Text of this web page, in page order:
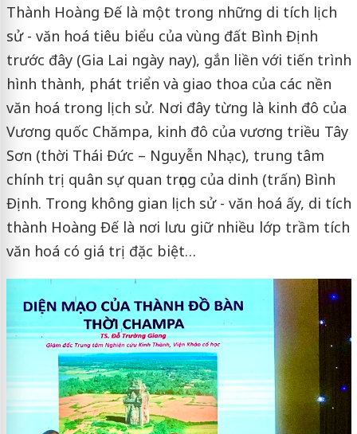
Thành Hoàng Đế là một trong những di tích lịch
sử - văn hoá tiêu biểu của vùng đất Bình Định
trước đây (Gia Lai ngày nay), gắn liền với tiến trình
hình thành, phát triển và giao thoa của các nền
văn hoá trong lịch sử. Nơi đây từng là kinh đô của
Vương quốc Chămpa, kinh đô của vương triều Tây
Sơn (thời Thái Đức – Nguyễn Nhạc), trung tâm
chính trị quân sự quan trọng của dinh (trấn) Bình
Định. Trong không gian lịch sử - văn hoá ấy, di tích
thành Hoàng Đế là nơi lưu giữ nhiều lớp trầm tích
văn hoá có giá trị đặc biệt…